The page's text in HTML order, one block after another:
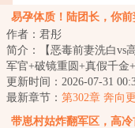
易孕体质！陆团长，你
作者：君彤
简介：【恶毒前妻洗白vs
军官+破镜重圆+真假千金+
&lt;br/&gt;沈诗念一睁眼，
己穿成了...
更新时间：2026-07-31
最新章节： 第302章 奔向
的未来（大结局）
带崽村姑炸翻军区，高